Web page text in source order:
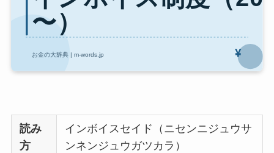
読み
方
インボイスセイド（ニセンニジュウサ
ンネンジュウガツカラ）